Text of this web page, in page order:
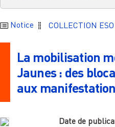
Notice COLLECTION ESO
La mobilisation
Jaunes : des
aux
Date de